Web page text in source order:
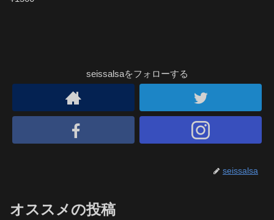
seissalsaをフォローする
seissalsa
オススメの投稿